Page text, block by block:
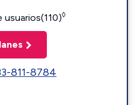
usuarios(110)◊
811-8784